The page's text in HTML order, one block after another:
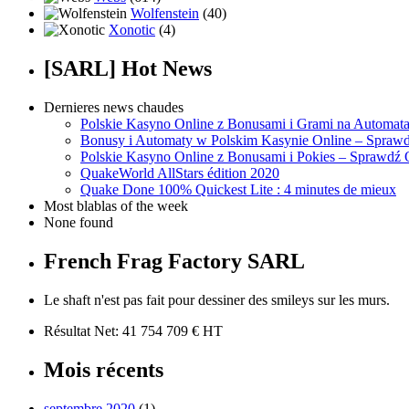
Wolfenstein (40)
Xonotic (4)
[SARL] Hot News
Dernieres news chaudes
Polskie Kasyno Online z Bonusami i Grami na
Bonusy i Automaty w Polskim Kasynie Online –
Polskie Kasyno Online z Bonusami i Pokies – Sprawdź
QuakeWorld AllStars édition 2020
Quake Done 100% Quickest Lite : 4 minutes de mieux
Most blablas of the week
None found
French Frag Factory SARL
Le shaft n'est pas fait pour dessiner des smileys sur les murs.
Résultat Net: 41 754 709 € HT
Mois récents